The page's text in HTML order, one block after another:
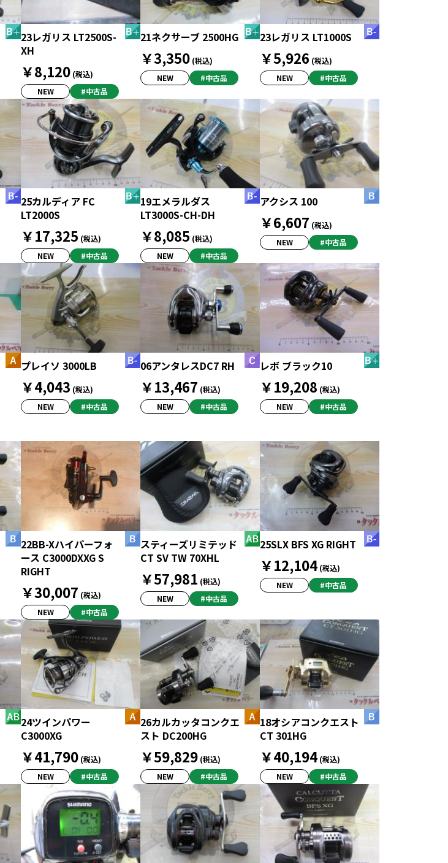
23レガリス LT2500S-
XH
￥8,120 (税込)
NEW
#中古品
21ネクサーブ 2500HG
￥3,350 (税込)
NEW
#中古品
23レガリス LT1000S
￥5,926 (税込)
NEW
#中古品
25カルディア FC
LT2000S
￥17,325 (税込)
NEW
#中古品
19エメラルダス
LT3000S-CH-DH
￥8,085 (税込)
NEW
#中古品
アクシス 100
￥6,607 (税込)
NEW
#中古品
プレイソ 3000LB
￥4,043 (税込)
NEW
#中古品
06アンタレスDC7 RH
￥13,467 (税込)
NEW
#中古品
レボ ブラック10
￥19,208 (税込)
NEW
#中古品
22BB-Xハイパーフォ
ース C3000DXXG S
RIGHT
￥30,007 (税込)
NEW
#中古品
スティーズリミテッド
CT SV TW 70XHL
￥57,981 (税込)
NEW
#中古品
25SLX BFS XG RIGHT
￥12,104 (税込)
NEW
#中古品
24ツインパワー
C3000XG
￥41,790 (税込)
NEW
#中古品
26カルカッタコンクエ
スト DC200HG
￥59,829 (税込)
NEW
#中古品
18オシアコンクエスト
CT 301HG
￥40,194 (税込)
NEW
#中古品